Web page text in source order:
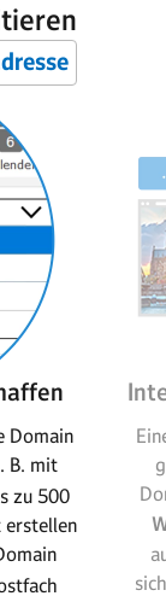
Domain
B. mit
zu 500
erstellen